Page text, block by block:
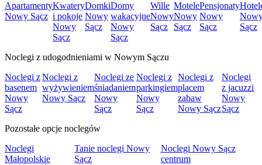
Apartamenty
Nowy Sącz
Kwatery
i pokoje
Nowy
Sącz
Domki
Nowy
Sącz
Domy
wakacyjne
Nowy
Sącz
Wille
Nowy
Sącz
Motele
Nowy
Sącz
Pensjonaty
Nowy
Sącz
Sącz
Noclegi z udogodnieniami w Nowym Sączu
Noclegi z
basenem
Nowy
Sącz
Noclegi z
wyżywieniem
Nowy Sącz
Noclegi ze
śniadaniem
Nowy
Sącz
Noclegi z
parkingiem
Nowy
Sącz
Noclegi z
placem
zabaw
Nowy Sącz
Noclegi
z jacuzzi
Nowy
Sącz
Pozostałe opcje noclegów
Noclegi
Małopolskie
Tanie noclegi Nowy
Sącz
Noclegi Nowy Sącz
centrum